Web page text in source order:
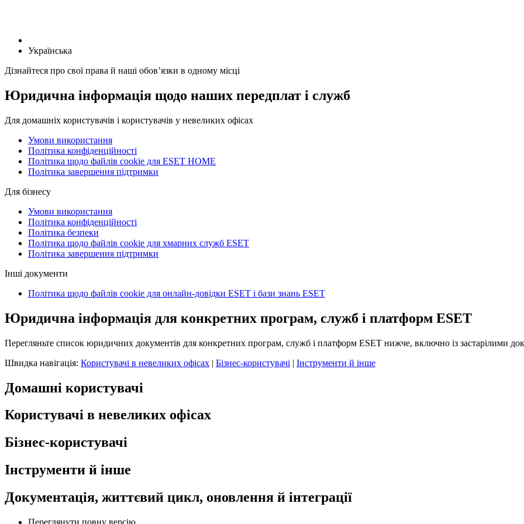
Українська
Дізнайтеся про свої права й наші обов’язки в одному місці
Юридична інформація щодо наших передплат і служб
Для домашніх користувачів і користувачів у невеликих офісах
Умови використання
Політика конфіденційності
Політика щодо файлів cookie для ESET HOME
Політика завершення підтримки
Для бізнесу
Умови використання
Політика конфіденційності
Політика безпеки
Політика щодо файлів cookie для хмарних служб ESET
Політика завершення підтримки
Інші документи
Політика щодо файлів cookie для онлайн-довідки ESET і бази знань ESET
Юридична інформація для конкретних програм, служб і платформ ESET
Перегляньте список юридичних документів для конкретних програм, служб і платформ ESET нижче, включно із застарілими
Швидка навігація: Користувачі в невеликих офісах | Бізнес-користувачі | Інструменти й інше
Домашні користувачі
Користувачі в невеликих офісах
Бізнес-користувачі
Інструменти й інше
Документація, життєвий цикл, оновлення й інтеграції
Переглянути повну версію